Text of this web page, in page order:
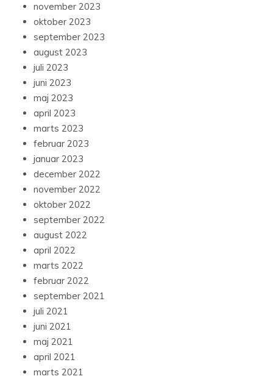
november 2023
oktober 2023
september 2023
august 2023
juli 2023
juni 2023
maj 2023
april 2023
marts 2023
februar 2023
januar 2023
december 2022
november 2022
oktober 2022
september 2022
august 2022
april 2022
marts 2022
februar 2022
september 2021
juli 2021
juni 2021
maj 2021
april 2021
marts 2021